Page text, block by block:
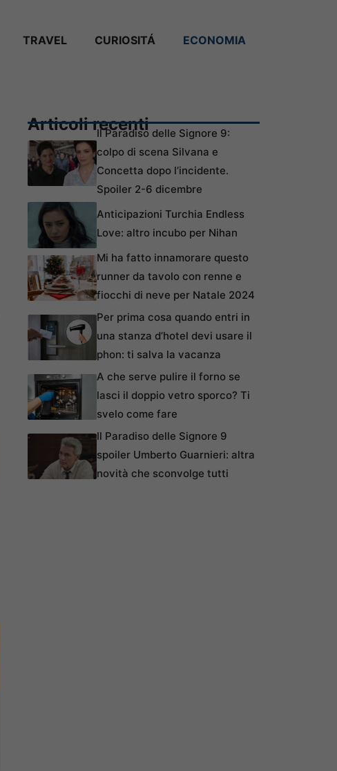
TRAVEL CURIOSITÁ ECONOMIA
Articoli recentiIl Paradiso delle Signore 9:
colpo di scena Silvana e
Concetta dopo l’incidente.
Spoiler 2-6 dicembre
Anticipazioni Turchia Endless
Love: altro incubo per Nihan
Mi ha fatto innamorare questo
runner da tavolo con renne e
fiocchi di neve per Natale 2024
Per prima cosa quando entri in
una stanza d’hotel devi usare il
phon: ti salva la vacanza
A che serve pulire il forno se
lasci il doppio vetro sporco? Ti
svelo come fare
Il Paradiso delle Signore 9
spoiler Umberto Guarnieri: altra
novità che sconvolge tutti